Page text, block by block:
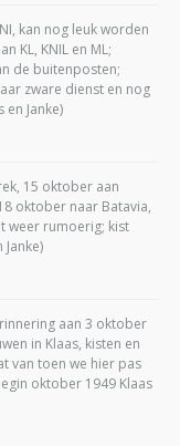
kan nog leuk worden
KL, KNIL en ML;
de buitenposten;
zware dienst en nog
Janke)
15 oktober aan
oktober naar Batavia,
weer rumoerig; kist
aan 3 oktober
in Klaas, kisten en
van toen we hier pas
oktober 1949 Klaas